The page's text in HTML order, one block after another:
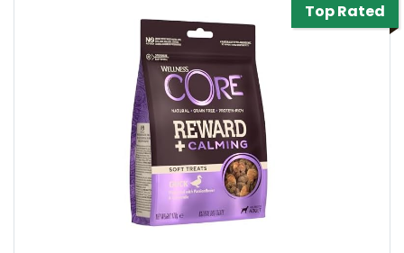
Top Rated